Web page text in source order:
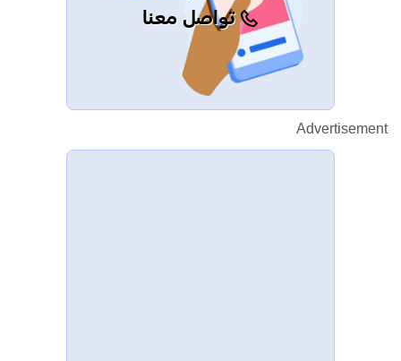
تواصل معنا
Advertisement